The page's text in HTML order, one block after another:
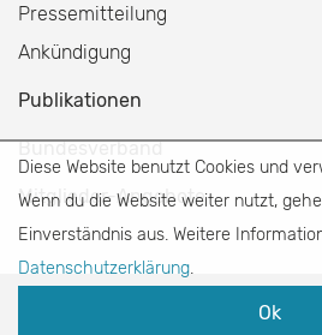
Diese Website benutzt Cookies und
Wenn du die Website weiter nutzt,
Einverständnis aus. Weitere
Datenschutzerklärung.
Ok
Pressemitteilung
Ankündigung
Publikationen
Bundesverband
Mitglieder-Angebote
Impressum